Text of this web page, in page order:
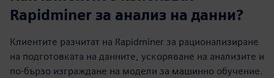
Rapidminer за анализ на данни?
Клиентите разчитат на Rapidminer за рационализиране
на подготовката на данните, ускоряване на анализите и
по-бързо изграждане на модели за машинно обучение.